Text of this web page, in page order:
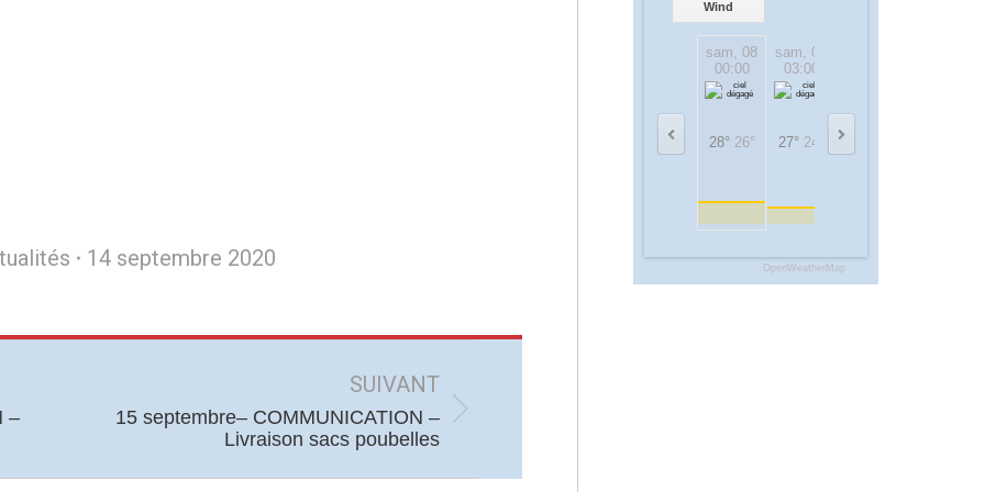
14 septembre 2020
–
SUIVANT
Article
15 septembre– COMMUNICATION –
Livraison sacs poubelles
Wind
sam, 08
00:00
28° 26°
sam, 08
03:00
27° 24°
OpenWeatherMap